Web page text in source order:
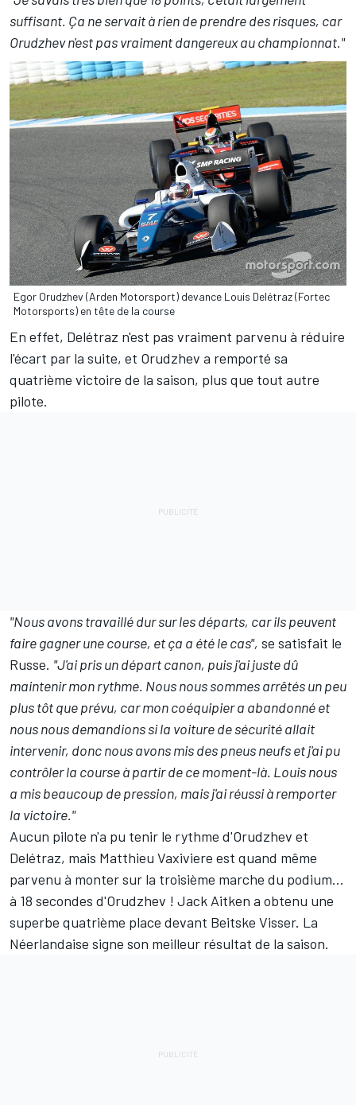
suffisant. Ça ne servait à rien de prendre des risques, car
Orudzhev n'est pas vraiment dangereux au championnat."
Egor Orudzhev (Arden Motorsport) devance Louis Delétraz (Fortec
Motorsports) en tête de la course
En effet, Delétraz n'est pas vraiment parvenu à réduire
l'écart par la suite, et Orudzhev a remporté sa
quatrième victoire de la saison, plus que tout autre
pilote.
"Nous avons travaillé dur sur les départs, car ils peuvent
faire gagner une course, et ça a été le cas", se satisfait le
Russe. "J'ai pris un départ canon, puis j'ai juste dû
maintenir mon rythme. Nous nous sommes arrêtés un peu
plus tôt que prévu, car mon coéquipier a abandonné et
nous nous demandions si la voiture de sécurité allait
intervenir, donc nous avons mis des pneus neufs et j'ai pu
contrôler la course à partir de ce moment-là. Louis nous
a mis beaucoup de pression, mais j'ai réussi à remporter
la victoire."
Aucun pilote n'a pu tenir le rythme d'Orudzhev et
Delétraz, mais Matthieu Vaxiviere est quand même
parvenu à monter sur la troisième marche du podium...
à 18 secondes d'Orudzhev ! Jack Aitken a obtenu une
superbe quatrième place devant Beitske Visser. La
Néerlandaise signe son meilleur résultat de la saison.